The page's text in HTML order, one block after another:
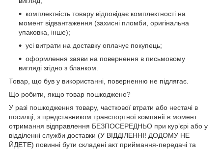
комплектність товару відповідає комплектності на
момент відвантаження (захисні пломби, оригінальна
упаковка, інше);
усі витрати на доставку оплачує покупець;
оформлення заяви на повернення в письмовому
вигляді згідно з бланком.
Товар, що був у використанні, поверненню не підлягає.
Що робити, якщо товар пошкоджено?
У разі пошкодження товару, часткової втрати або нестачі в
посилці, з представником транспортної компанії в момент
отримання відправлення БЕЗПОСЕРЕДНЬО при кур’єрі або у
відділенні служби доставки (У ВІДДІЛЕННІ! ДОДОМУ НЕ
ЙДЕТЕ) повинні бути складені акт приймання-передачі та